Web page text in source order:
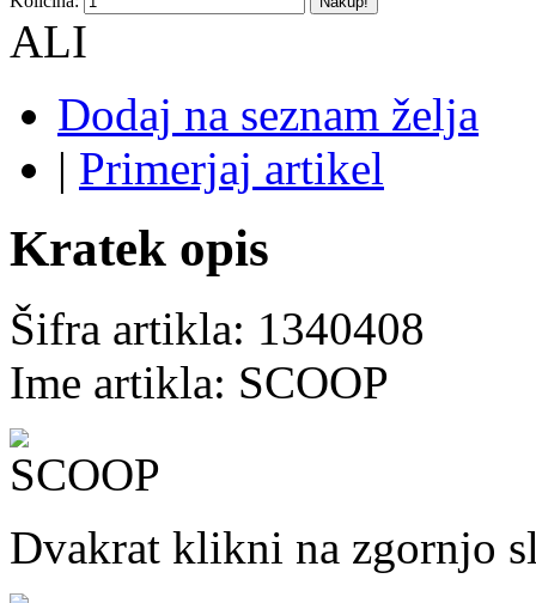
ALI
Dodaj na seznam želja
| Primerjaj artikel
Kratek opis
Šifra artikla: 1340408
Ime artikla: SCOOP
Dvakrat klikni na zgornjo